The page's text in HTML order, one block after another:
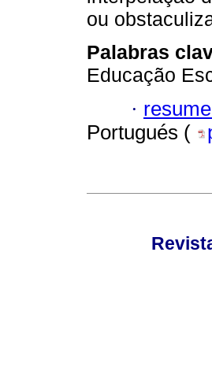
ou
Palabras
Educação
·
Portugués (